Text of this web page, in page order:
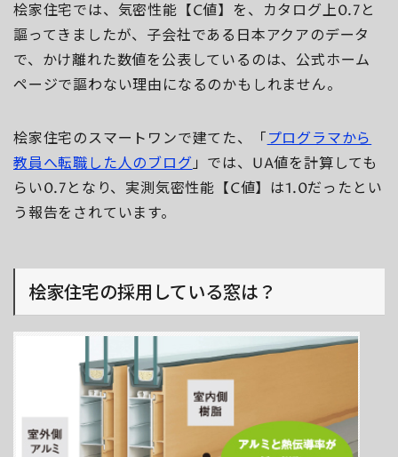
桧家住宅では、気密性能【C値】を、カタログ上0.7と
謳ってきましたが、子会社である日本アクアのデータ
で、かけ離れた数値を公表しているのは、公式ホーム
ページで謳わない理由になるのかもしれません。
桧家住宅のスマートワンで建てた、「プログラマから
教員へ転職した人のブログ」では、UA値を計算しても
らい0.7となり、実測気密性能【C値】は1.0だったとい
う報告をされています。
桧家住宅の採用している窓は？